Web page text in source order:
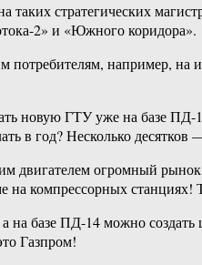
таких стратегических
2» и «Южного коридора».
потребителям, например,
новую ГТУ уже на базе
в год? Несколько
двигателем огромный
компрессорных станциях!
базе ПД-14 можно создать
Газпром!